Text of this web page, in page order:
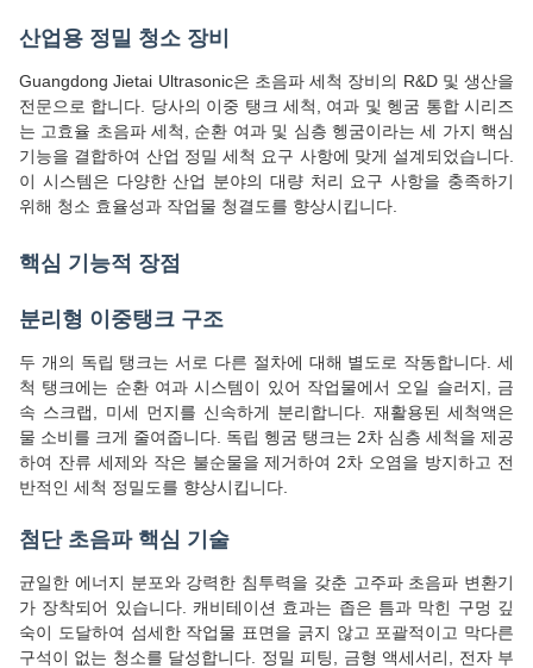
산업용 정밀 청소 장비
Guangdong Jietai Ultrasonic은 초음파 세척 장비의 R&D 및 생산을
전문으로 합니다. 당사의 이중 탱크 세척, 여과 및 헹굼 통합 시리즈
는 고효율 초음파 세척, 순환 여과 및 심층 헹굼이라는 세 가지 핵심
기능을 결합하여 산업 정밀 세척 요구 사항에 맞게 설계되었습니다.
이 시스템은 다양한 산업 분야의 대량 처리 요구 사항을 충족하기
위해 청소 효율성과 작업물 청결도를 향상시킵니다.
핵심 기능적 장점
분리형 이중탱크 구조
두 개의 독립 탱크는 서로 다른 절차에 대해 별도로 작동합니다. 세
척 탱크에는 순환 여과 시스템이 있어 작업물에서 오일 슬러지, 금
속 스크랩, 미세 먼지를 신속하게 분리합니다. 재활용된 세척액은
물 소비를 크게 줄여줍니다. 독립 헹굼 탱크는 2차 심층 세척을 제공
하여 잔류 세제와 작은 불순물을 제거하여 2차 오염을 방지하고 전
반적인 세척 정밀도를 향상시킵니다.
첨단 초음파 핵심 기술
균일한 에너지 분포와 강력한 침투력을 갖춘 고주파 초음파 변환기
가 장착되어 있습니다. 캐비테이션 효과는 좁은 틈과 막힌 구멍 깊
숙이 도달하여 섬세한 작업물 표면을 긁지 않고 포괄적이고 막다른
구석이 없는 청소를 달성합니다. 정밀 피팅, 금형 액세서리, 전자 부